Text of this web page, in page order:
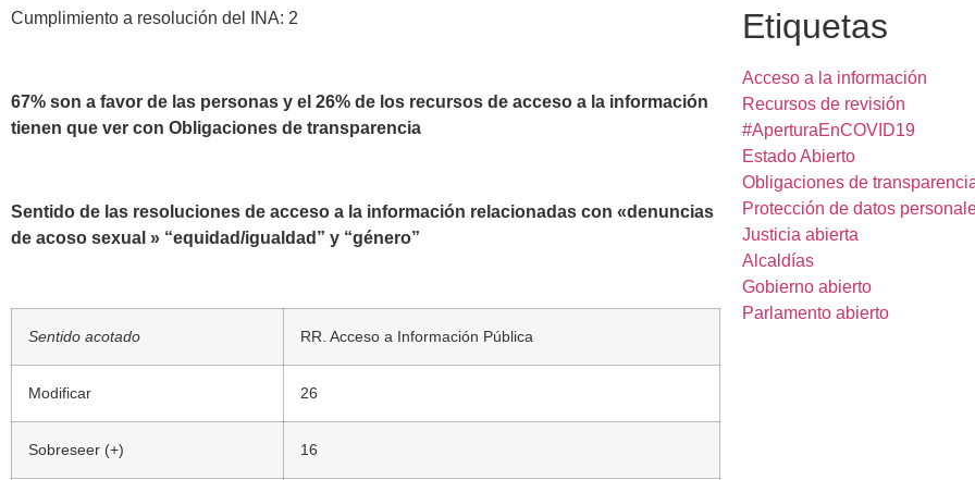
Cumplimiento a resolución del INA: 2
67% son a favor de las personas y el 26% de los recursos de acceso a la información
tienen que ver con Obligaciones de transparencia
Sentido de las resoluciones de acceso a la información relacionadas con «denuncias
de acoso sexual » “equidad/igualdad” y “género”
Sentido acotado RR. Acceso a Información Pública
Modificar 26
Sobreseer (+) 16
Etiquetas
Acceso a la información
Recursos de revisión
#AperturaEnCOVID19
Estado Abierto
Obligaciones de
Protección de datos
Justicia abierta
Alcaldías
Gobierno abierto
Parlamento abierto